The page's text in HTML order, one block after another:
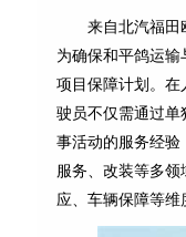
来自北汽福田
为确保和平鸽运
项目保障计划。在
驶员不仅需通过单
事活动的服务经验
服务、改装等多领
应、车辆保障等维